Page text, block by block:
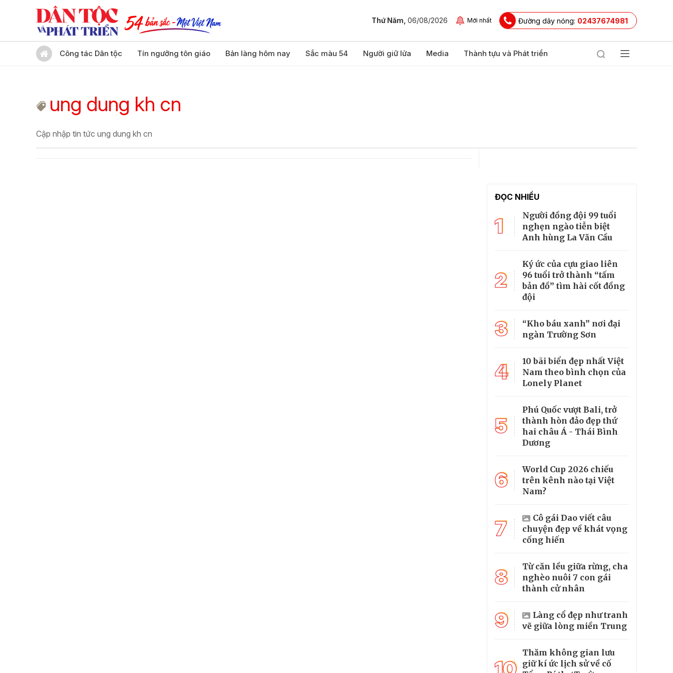
Thứ Năm, 06/08/2026 Mới nhất Đường dây nóng: 02437674981
Công tác Dân tộc Tín ngưỡng tôn giáo Bản làng hôm nay Sắc màu 54 Người giữ lửa Media Thành tựu và Phát triển
ung dung kh cn
Cập nhập tin tức ung dung kh cn
ĐỌC NHIỀU
1
Người đồng đội 99 tuổi
nghẹn ngào tiễn biệt
Anh hùng La Văn Cầu
2
Ký ức của cựu giao liên
96 tuổi trở thành “tấm
bản đồ” tìm hài cốt đồng
đội
3
“Kho báu xanh” nơi đại
ngàn Trường Sơn
4
10 bãi biển đẹp nhất Việt
Nam theo bình chọn của
Lonely Planet
5
Phú Quốc vượt Bali, trở
thành hòn đảo đẹp thứ
hai châu Á - Thái Bình
Dương
6
World Cup 2026 chiếu
trên kênh nào tại Việt
Nam?
7
Cô gái Dao viết câu
chuyện đẹp về khát vọng
cống hiến
8
Từ căn lều giữa rừng, cha
nghèo nuôi 7 con gái
thành cử nhân
9
Làng cổ đẹp như tranh
vẽ giữa lòng miền Trung
Thăm không gian lưu
giữ kí ức lịch sử về cố